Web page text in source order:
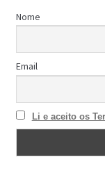
Nome
Email
Li e aceito os